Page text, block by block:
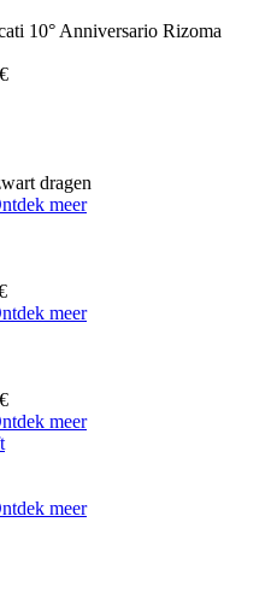
10° Anniversario Rizoma
dragen
meer
meer
meer
meer